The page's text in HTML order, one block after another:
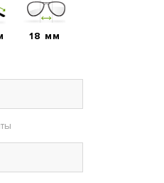
18 мм